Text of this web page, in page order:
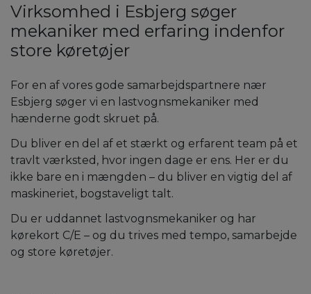
Virksomhed i Esbjerg søger
mekaniker med erfaring indenfor
store køretøjer
For en af vores gode samarbejdspartnere nær
Esbjerg søger vi en lastvognsmekaniker med
hænderne godt skruet på.
Du bliver en del af et stærkt og erfarent team på et
travlt værksted, hvor ingen dage er ens. Her er du
ikke bare en i mængden – du bliver en vigtig del af
maskineriet, bogstaveligt talt.
Du er uddannet lastvognsmekaniker og har
kørekort C/E – og du trives med tempo, samarbejde
og store køretøjer.